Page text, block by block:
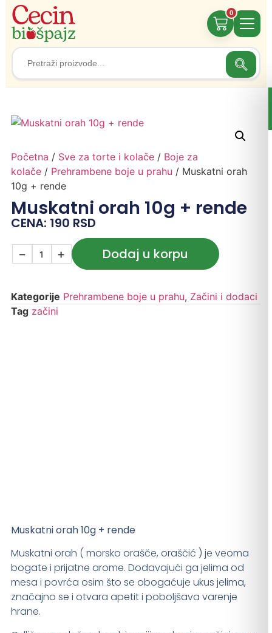
Search
for:
0
Početna / Sve za torte i kolače/ Boje za
kolače/ Prehrambene boje u prahu / Muskatni orah
10g + rende
Muskatni orah 10g + rende
CENA: 190 RSD
− + Dodaj u korpu
Kategorije Prehrambene boje u prahu, Začini i dodaci
Tag začini
Muskatni orah 10g + rende
Muskatni orah ( morsko orašče, oraščić ) je veoma
bogate i prijatne arome. Dodavajući ga jelima od
mesa i povrća osim što se obogaćuje ukus jelima,
značajno se i otvara apetit i poboljšava varenje
hrane.